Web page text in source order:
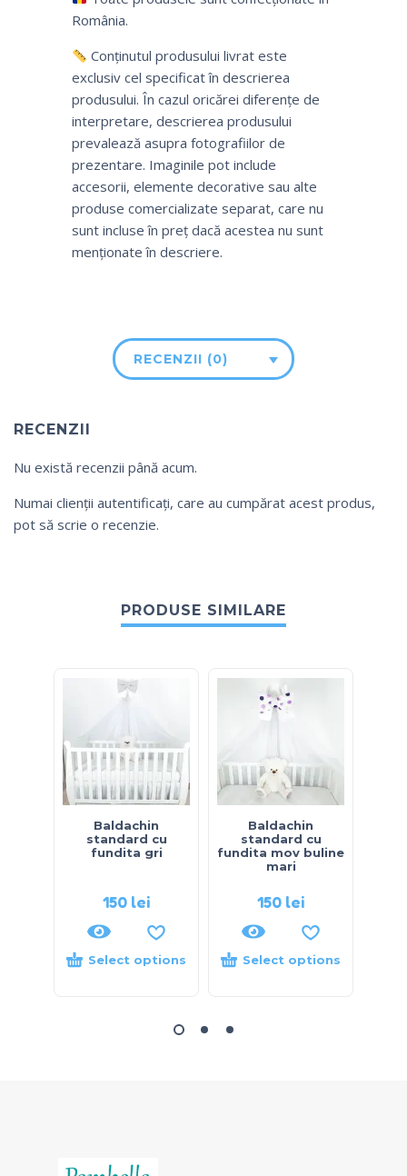
România.
Conținutul produsului livrat este
exclusiv cel specificat în descrierea
produsului. În cazul oricărei diferențe de
interpretare, descrierea produsului
prevalează asupra fotografiilor de
prezentare. Imaginile pot include
accesorii, elemente decorative sau alte
produse comercializate separat, care nu
sunt incluse în preț dacă acestea nu sunt
menționate în descriere.
RECENZII (0)
RECENZII
Nu există recenzii până acum.
Numai clienții autentificați, care au cumpărat acest produs,
pot să scrie o recenzie.
PRODUSE SIMILARE
Baldachin
standard cu
fundita gri
150 lei
Select options
Baldachin
standard cu
fundita mov buline
mari
150 lei
Select options